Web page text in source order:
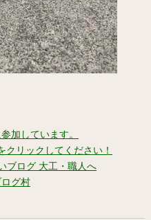
加しています。
クリックしてください！
グ村